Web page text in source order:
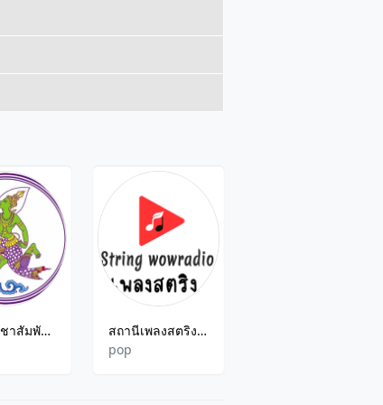
กรมประชาสัมพันธ์ ชลบุรี
สถานีเพลงสตริง String WOWRadio
pop